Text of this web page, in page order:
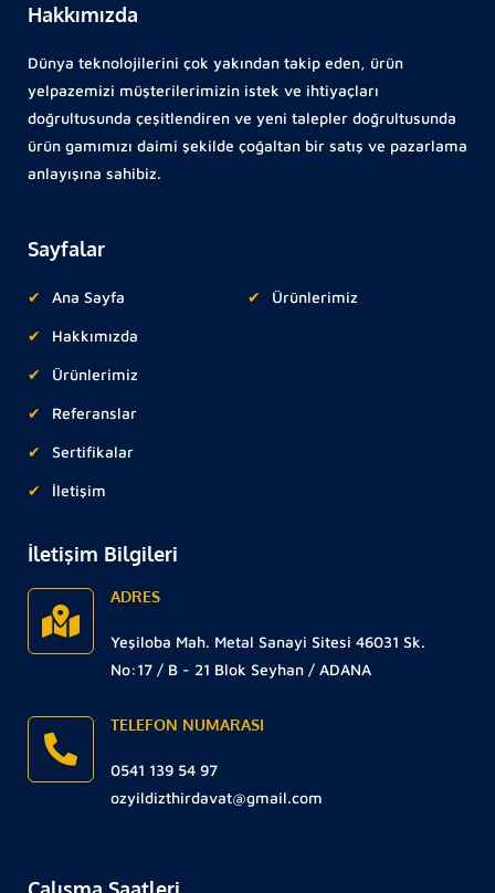
Hakkımızda
Dünya teknolojilerini çok yakından takip eden, ürün
yelpazemizi müşterilerimizin istek ve ihtiyaçları
doğrultusunda çeşitlendiren ve yeni talepler doğrultusunda
ürün gamımızı daimi şekilde çoğaltan bir satış ve pazarlama
anlayışına sahibiz.
Sayfalar
Ana Sayfa
Hakkımızda
Ürünlerimiz
Referanslar
Sertifikalar
İletişim
Ürünlerimiz
İletişim Bilgileri
ADRES
Yeşiloba Mah. Metal Sanayi Sitesi 46031 Sk.
No:17 / B - 21 Blok Seyhan / ADANA
TELEFON NUMARASI
0541 139 54 97
ozyildizthirdavat@gmail.com